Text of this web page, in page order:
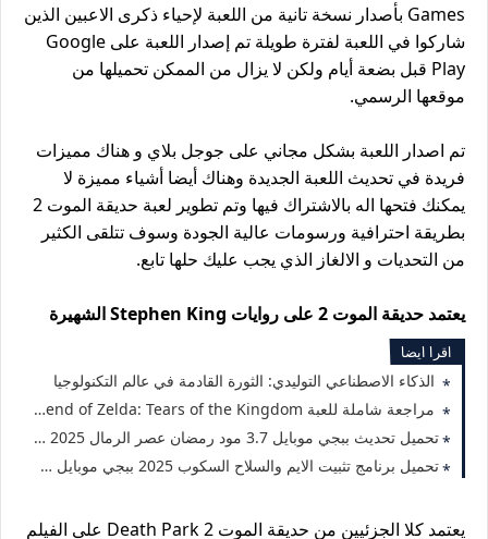
Games بأصدار نسخة تانية من اللعبة لإحياء ذكرى الاعبين الذين
شاركوا في اللعبة لفترة طويلة تم إصدار اللعبة على Google
Play قبل بضعة أيام ولكن لا يزال من الممكن تحميلها من
موقعها الرسمي.
تم اصدار اللعبة بشكل مجاني على جوجل بلاي و هناك مميزات
فريدة في تحديث اللعبة الجديدة وهناك أيضا أشياء مميزة لا
يمكنك فتحها اله بالاشتراك فيها وتم تطوير لعبة حديقة الموت 2
بطريقة احترافية ورسومات عالية الجودة وسوف تتلقى الكثير
من التحديات و الالغاز الذي يجب عليك حلها تابع.
يعتمد حديقة الموت 2 على روايات Stephen King الشهيرة
اقرا ايضا
الذكاء الاصطناعي التوليدي: الثورة القادمة في عالم التكنولوجيا
مراجعة شاملة للعبة The Legend of Zelda: Tears of the Kingdom
تحميل تحديث ببجي موبايل 3.7 مود رمضان عصر الرمال 2025 برابط مباشر للأندرويد والآيفون
تحميل برنامج تثبيت الايم والسلاح السكوب 2025 ببجي موبايل 3.7 بدون باند
يعتمد كلا الجزئيين من حديقة الموت Death Park 2 على الفيلم